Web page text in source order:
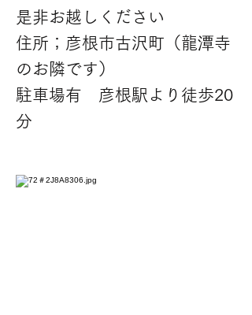
是非お越しください
住所；彦根市古沢町（龍潭寺
のお隣です）
​駐車場有 彦根駅より徒歩20
分